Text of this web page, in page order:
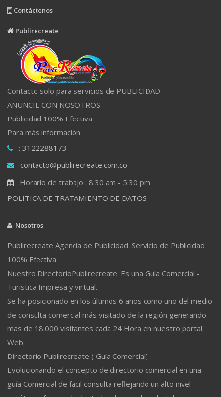
Contáctenos
Publirecreate
Contacto solo para servicios de PUBLICIDAD
ANUNCIE CON NOSOTROS
Publicidad 100% Efectiva
Para más información
: 3122288173
contacto@publirecreate.com.co
Horario de trabajo : 8:30 am - 5:30 pm
POLITICA DE TRATAMIENTO DE DATOS
Nosotros
Publirecreate Agencia de Publicidad .Servicio de Publicidad
100% Efectiva.
Nuestro DirectorioPublirecreate. Es una Guía Comercial -
Turistica Impresa y virtual.
Se ha posicionado en los últimos 6 años como uno del medio
de consulta comercial más visitado de la región generando
mas de 18.000 visitantes cada 24 Hora en nuestro portal
Web.
Directorio Publirecreate ( Guía Comercial)
Evolucionando el concepto de directorio comercial en una
guía Comercial de fácil consulta reflejando un alto nivel